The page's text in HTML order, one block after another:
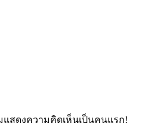
สดงความคิดเห็นเป็นคนแรก!